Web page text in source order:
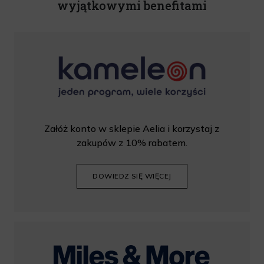
wyjątkowymi benefitami
Załóż konto w sklepie Aelia i korzystaj z
zakupów z 10% rabatem.
DOWIEDZ SIĘ WIĘCEJ